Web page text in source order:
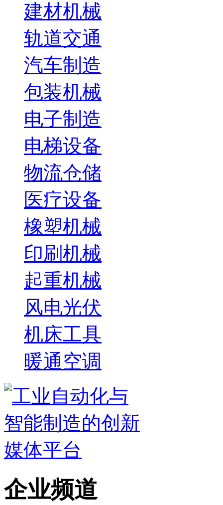
建材机械
轨道交通
汽车制造
包装机械
电子制造
电梯设备
物流仓储
医疗设备
橡塑机械
印刷机械
起重机械
风电光伏
机床工具
暖通空调
企业频道